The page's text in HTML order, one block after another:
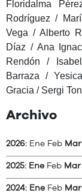
Floridalma
Rodríguez /
Vega / Alberto
Díaz / Ana
Rendón /
Barraza /
Gracia / Sergi
Archivo
2026: Ene Feb Mar
2025: Ene Feb Mar
2024: Ene Feb Mar